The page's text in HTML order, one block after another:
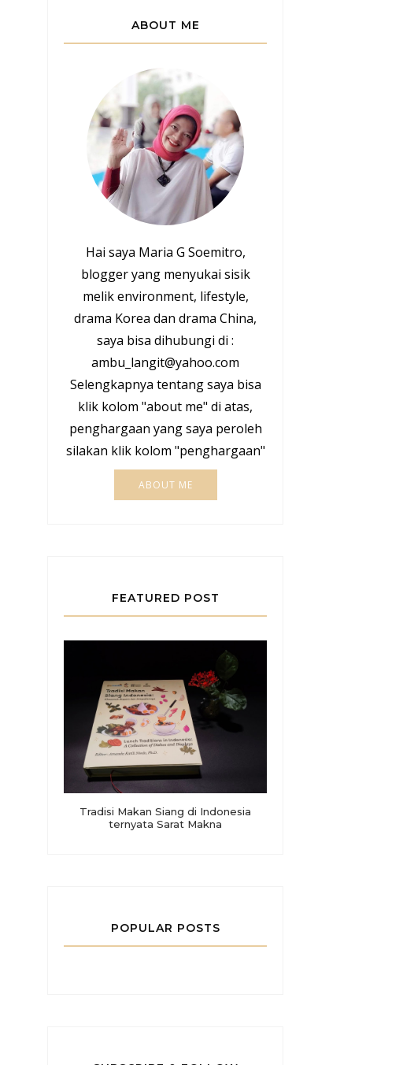
ABOUT ME
Hai saya Maria G Soemitro,
blogger yang menyukai sisik
melik environment, lifestyle,
drama Korea dan drama China,
saya bisa dihubungi di :
ambu_langit@yahoo.com
Selengkapnya tentang saya bisa
klik kolom "about me" di atas,
penghargaan yang saya peroleh
silakan klik kolom "penghargaan"
ABOUT ME
FEATURED POST
Tradisi Makan Siang di Indonesia
ternyata Sarat Makna
POPULAR POSTS